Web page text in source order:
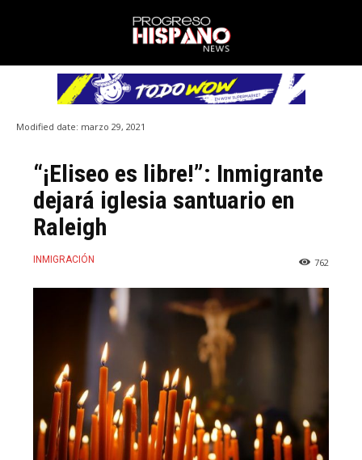
Modified date: marzo 29, 2021
“¡Eliseo es libre!”: Inmigrante
dejará iglesia santuario en
Raleigh
INMIGRACIÓN 762